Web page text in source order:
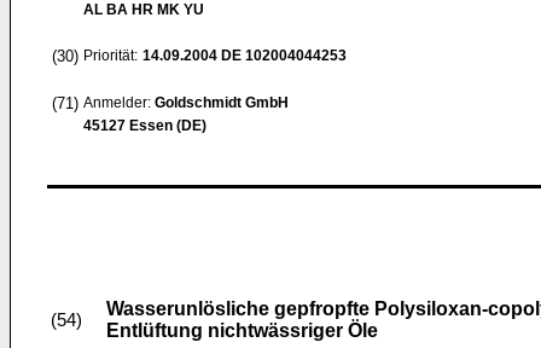
AL BA HR MK YU
(30) Priorität: 14.09.2004 DE 102004044253
(71) Anmelder: Goldschmidt GmbH
45127 Essen (DE)
(54)
Wasserunlösliche gepfropfte Polysiloxan-
Entlüftung nichtwässriger Öle